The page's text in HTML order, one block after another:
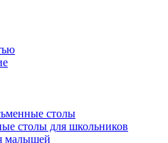
столы
столы для школьников
малышей